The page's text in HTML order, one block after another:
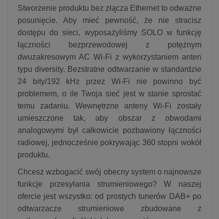
Stworzenie produktu bez złącza Ethernet to odważne
posunięcie. Aby mieć pewność, że nie stracisz
dostępu do sieci, wyposażyliśmy SOLO w funkcję
łączności bezprzewodowej z potężnym
dwuzakresowym AC Wi-Fi z wykorzystaniem anten
typu diversity. Bezstratne odtwarzanie w standardzie
24 bity/192 kHz przez Wi-Fi nie powinno być
problemem, o ile Twoja sieć jest w stanie sprostać
temu zadaniu. Wewnętrzne anteny Wi-Fi zostały
umieszczone tak, aby obszar z obwodami
analogowymi był całkowicie pozbawiony łączności
radiowej, jednocześnie pokrywając 360 stopni wokół
produktu.
Chcesz wzbogacić swój obecny system o najnowsze
funkcje przesyłania strumieniowego? W naszej
ofercie jest wszystko: od prostych tunerów DAB+ po
odtwarzacze strumieniowe zbudowane z